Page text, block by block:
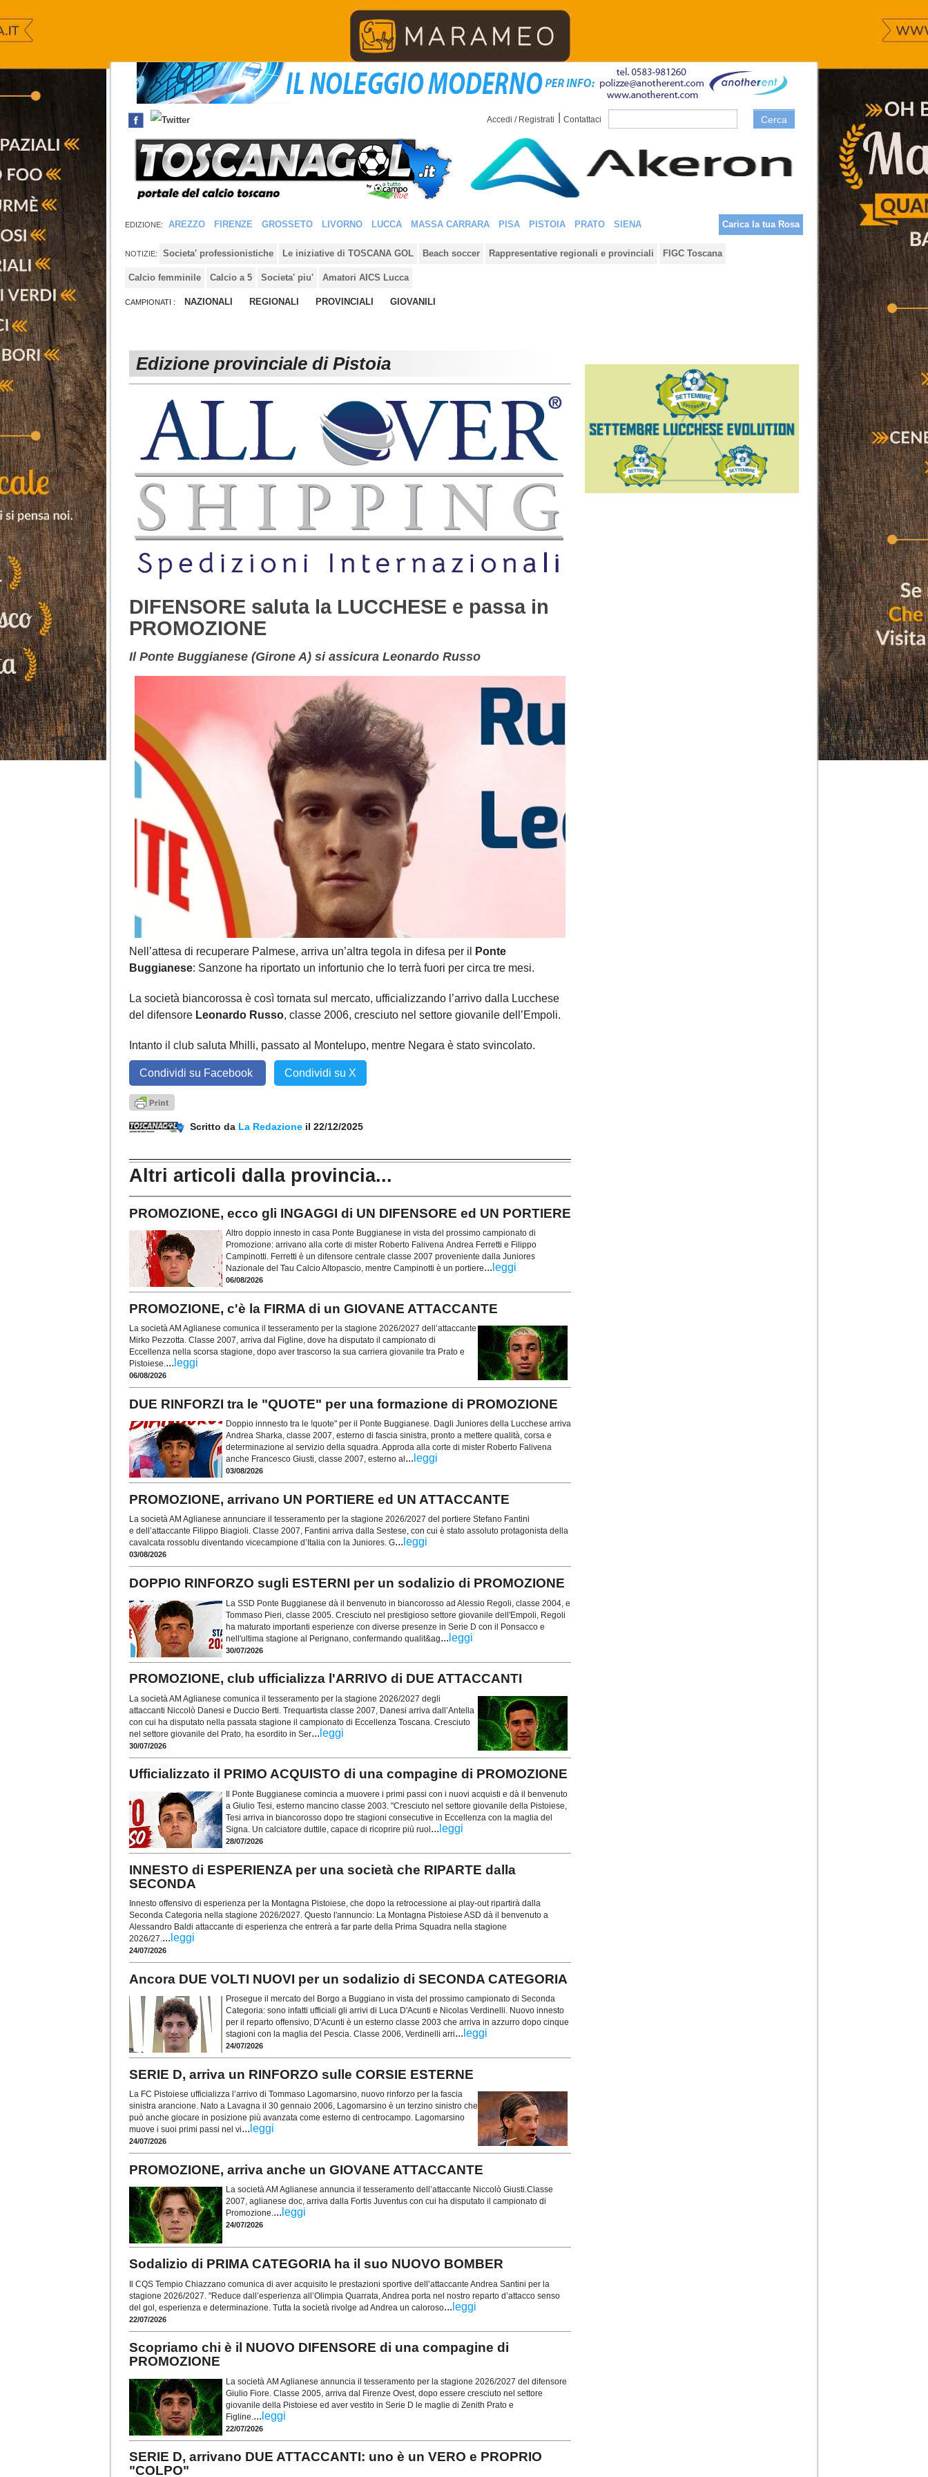
Accedi / Registrati Contattaci Cerca
EDIZIONE: AREZZO FIRENZE GROSSETO LIVORNO LUCCA MASSA CARRARA PISA PISTOIA PRATO SIENA Carica la tua Rosa
NOTIZIE: Societa' professionistiche Le iniziative di TOSCANA GOL Beach soccer Rappresentative regionali e provinciali FIGC Toscana
Calcio femminile Calcio a 5 Societa' piu' Amatori AICS Lucca
CAMPIONATI : NAZIONALI REGIONALI PROVINCIALI GIOVANILI
Edizione provinciale di Pistoia
DIFENSORE saluta la LUCCHESE e passa in
PROMOZIONE
Il Ponte Buggianese (Girone A) si assicura Leonardo Russo
Nell’attesa di recuperare Palmese, arriva un’altra tegola in difesa per il
Ponte
Buggianese: Sanzone ha riportato un infortunio che lo terrà fuori per circa tre mesi.
La società biancorossa è così tornata sul mercato, ufficializzando l’arrivo dalla Lucchese
del difensore Leonardo Russo, classe 2006, cresciuto nel settore giovanile dell’Empoli.
Intanto il club saluta Mhilli, passato al Montelupo, mentre Negara è stato svincolato.
Condividi su Facebook Condividi su X
Scritto da La Redazione il 22/12/2025
Altri articoli dalla provincia...
PROMOZIONE, ecco gli INGAGGI di UN DIFENSORE ed UN PORTIERE
Altro doppio innesto in casa Ponte Buggianese in vista del prossimo campionato di
Promozione: arrivano alla corte di mister Roberto Falivena Andrea Ferretti e Filippo
Campinotti. Ferretti è un difensore centrale classe 2007 proveniente dalla Juniores
Nazionale del Tau Calcio Altopascio, mentre Campinotti è un portiere... leggi
06/08/2026
PROMOZIONE, c'è la FIRMA di un GIOVANE ATTACCANTE
La società AM Aglianese comunica il tesseramento per la stagione 2026/2027 dell’attaccante
Mirko Pezzotta. Classe 2007, arriva dal Figline, dove ha disputato il campionato di
Eccellenza nella scorsa stagione, dopo aver trascorso la sua carriera giovanile tra Prato e
Pistoiese.... leggi
06/08/2026
DUE RINFORZI tra le "QUOTE" per una formazione di PROMOZIONE
Doppio innnesto tra le !quote" per il Ponte Buggianese. Dagli Juniores della Lucchese arriva
Andrea Sharka, classe 2007, esterno di fascia sinistra, pronto a mettere qualità, corsa e
determinazione al servizio della squadra. Approda alla corte di mister Roberto Falivena
anche Francesco Giusti, classe 2007, esterno al ... leggi
03/08/2026
PROMOZIONE, arrivano UN PORTIERE ed UN ATTACCANTE
La società AM Aglianese annunciare il tesseramento per la stagione 2026/2027 del portiere Stefano Fantini
e dell’attaccante Filippo Biagioli. Classe 2007, Fantini arriva dalla Sestese, con cui è stato assoluto protagonista della
cavalcata rossoblu diventando vicecampione d’Italia con la Juniores. G... leggi
03/08/2026
DOPPIO RINFORZO sugli ESTERNI per un sodalizio di PROMOZIONE
La SSD Ponte Buggianese dà il benvenuto in biancorosso ad Alessio Regoli, classe 2004, e
Tommaso Pieri, classe 2005. Cresciuto nel prestigioso settore giovanile dell'Empoli, Regoli
ha maturato importanti esperienze con diverse presenze in Serie D con il Ponsacco e
nell'ultima stagione al Perignano, confermando qualit&ag... leggi
30/07/2026
PROMOZIONE, club ufficializza l'ARRIVO di DUE ATTACCANTI
La società AM Aglianese comunica il tesseramento per la stagione 2026/2027 degli
attaccanti Niccolò Danesi e Duccio Berti. Trequartista classe 2007, Danesi arriva dall’Antella
con cui ha disputato nella passata stagione il campionato di Eccellenza Toscana. Cresciuto
nel settore giovanile del Prato, ha esordito in Ser... leggi
30/07/2026
Ufficializzato il PRIMO ACQUISTO di una compagine di PROMOZIONE
Il Ponte Buggianese comincia a muovere i primi passi con i nuovi acquisti e dà il benvenuto
a Giulio Tesi, esterno mancino classe 2003. "Cresciuto nel settore giovanile della Pistoiese,
Tesi arriva in biancorosso dopo tre stagioni consecutive in Eccellenza con la maglia del
Signa. Un calciatore duttile, capace di ricoprire più ruol... leggi
28/07/2026
INNESTO di ESPERIENZA per una società che RIPARTE dalla
SECONDA
Innesto offensivo di esperienza per la Montagna Pistoiese, che dopo la retrocessione ai play-out ripartirà dalla
Seconda Categoria nella stagione 2026/2027. Questo l'annuncio: La Montagna Pistoiese ASD dà il benvenuto a
Alessandro Baldi attaccante di esperienza che entrerà a far parte della Prima Squadra nella stagione
2026/27.... leggi
24/07/2026
Ancora DUE VOLTI NUOVI per un sodalizio di SECONDA CATEGORIA
Prosegue il mercato del Borgo a Buggiano in vista del prossimo campionato di Seconda
Categoria: sono infatti ufficiali gli arrivi di Luca D'Acunti e Nicolas Verdinelli. Nuovo innesto
per il reparto offensivo, D'Acunti è un esterno classe 2003 che arriva in azzurro dopo cinque
stagioni con la maglia del Pescia. Classe 2006, Verdinelli arri... leggi
24/07/2026
SERIE D, arriva un RINFORZO sulle CORSIE ESTERNE
La FC Pistoiese ufficializza l’arrivo di Tommaso Lagomarsino, nuovo rinforzo per la fascia
sinistra arancione. Nato a Lavagna il 30 gennaio 2006, Lagomarsino è un terzino sinistro che
può anche giocare in posizione più avanzata come esterno di centrocampo. Lagomarsino
muove i suoi primi passi nel vi... leggi
24/07/2026
PROMOZIONE, arriva anche un GIOVANE ATTACCANTE
La società AM Aglianese annuncia il tesseramento dell’attaccante Niccolò Giusti.Classe
2007, aglianese doc, arriva dalla Fortis Juventus con cui ha disputato il campionato di
Promozione.... leggi
24/07/2026
Sodalizio di PRIMA CATEGORIA ha il suo NUOVO BOMBER
Il CQS Tempio Chiazzano comunica di aver acquisito le prestazioni sportive dell’attaccante Andrea Santini per la
stagione 2026/2027. "Reduce dall’esperienza all’Olimpia Quarrata, Andrea porta nel nostro reparto d’attacco senso
del gol, esperienza e determinazione. Tutta la società rivolge ad Andrea un caloroso... leggi
22/07/2026
Scopriamo chi è il NUOVO DIFENSORE di una compagine di
PROMOZIONE
La società AM Aglianese annuncia il tesseramento per la stagione 2026/2027 del difensore
Giulio Fiore. Classe 2005, arriva dal Firenze Ovest, dopo essere cresciuto nel settore
giovanile della Pistoiese ed aver vestito in Serie D le maglie di Zenith Prato e
Figline. ... leggi
22/07/2026
SERIE D, arrivano DUE ATTACCANTI: uno è un VERO e PROPRIO
"COLPO"